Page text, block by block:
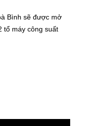
Bình sẽ được mở
tổ máy công suất